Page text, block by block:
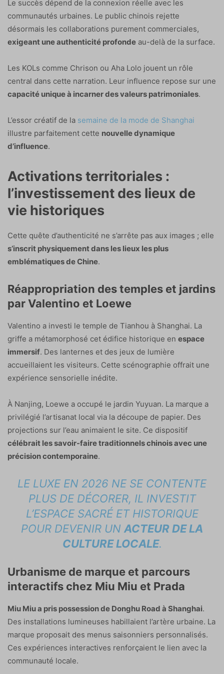
Le succès dépend de la connexion réelle avec les
communautés urbaines. Le public chinois rejette
désormais les collaborations purement commerciales,
exigeant une authenticité profonde au-delà de la surface.
Les KOLs comme Chrison ou Aha Lolo jouent un rôle
central dans cette narration. Leur influence repose sur une
capacité unique à incarner des valeurs patrimoniales.
L’essor créatif de la semaine de la mode de Shanghai
illustre parfaitement cette nouvelle dynamique
d’influence.
Activations territoriales :
l’investissement des lieux de
vie historiques
Cette quête d’authenticité ne s’arrête pas aux images ; elle
s’inscrit physiquement dans les lieux les plus
emblématiques de Chine.
Réappropriation des temples et jardins
par Valentino et Loewe
Valentino a investi le temple de Tianhou à Shanghai. La
griffe a métamorphosé cet édifice historique en espace
immersif. Des lanternes et des jeux de lumière
accueillaient les visiteurs. Cette scénographie offrait une
expérience sensorielle inédite.
À Nanjing, Loewe a occupé le jardin Yuyuan. La marque a
privilégié l’artisanat local via la découpe de papier. Des
projections sur l’eau animaient le site. Ce dispositif
célébrait les savoir-faire traditionnels chinois avec une
précision contemporaine.
LE LUXE EN 2026 NE SE CONTENTE
PLUS DE DÉCORER, IL INVESTIT
L’ESPACE SACRÉ ET HISTORIQUE
POUR DEVENIR UN ACTEUR DE LA
CULTURE LOCALE.
Urbanisme de marque et parcours
interactifs chez Miu Miu et Prada
Miu Miu a pris possession de Donghu Road à Shanghai.
Des installations lumineuses habillaient l’artère urbaine. La
marque proposait des menus saisonniers personnalisés.
Ces expériences interactives renforçaient le lien avec la
communauté locale.